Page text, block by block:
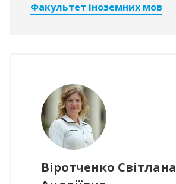
Факультет іноземних мов
Віротченко Світлана